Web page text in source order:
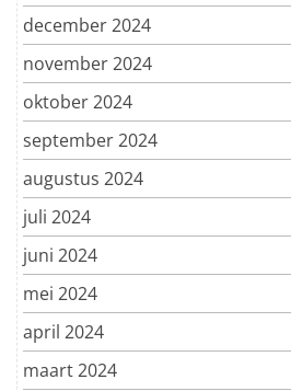
december 2024
november 2024
oktober 2024
september 2024
augustus 2024
juli 2024
juni 2024
mei 2024
april 2024
maart 2024